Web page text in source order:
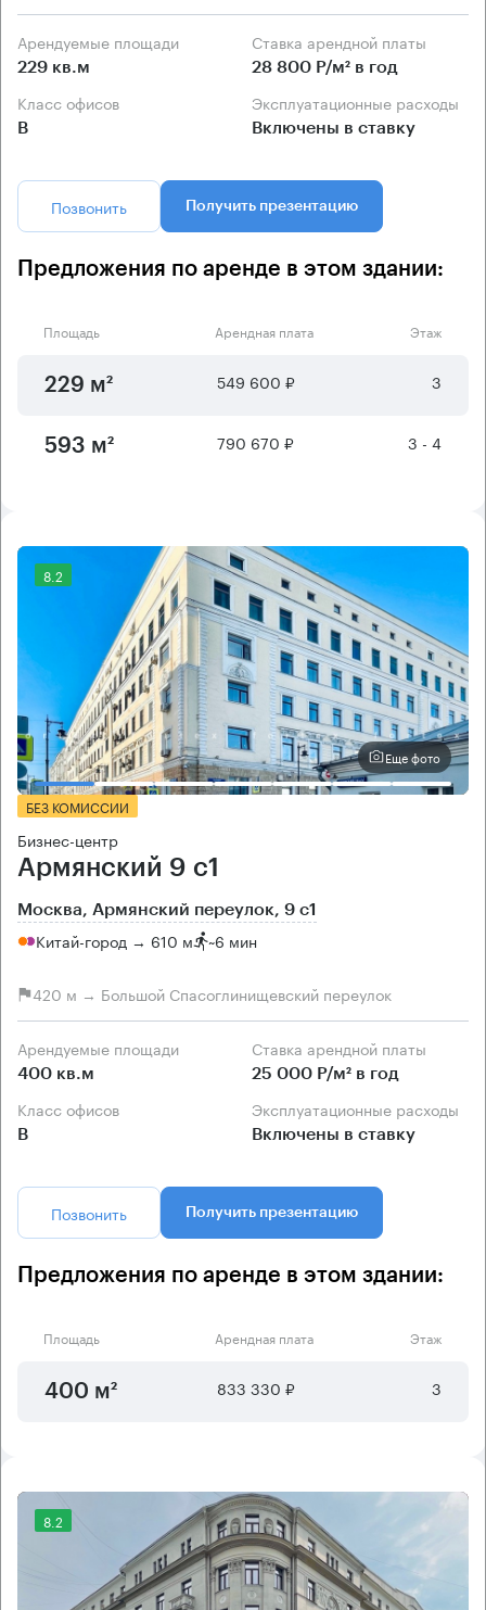
Арендуемые площади
229 кв.м
Ставка арендной платы
28 800 Р/м² в год
Класс офисов
B
Эксплуатационные расходы
Включены в ставку
Позвонить Получить презентацию
Предложения по аренде в этом здании:
Площадь Арендная плата Этаж
229 м² 549 600 ₽ 3
593 м² 790 670 ₽ 3 - 4
8.2
Еще фото
БЕЗ КОМИССИИ
Бизнес-центр
Армянский 9 с1
Москва, Армянский переулок, 9 с1
Китай-город → 610 м ~6 мин
420 м → Большой Спасоглинищевский переулок
Арендуемые площади
400 кв.м
Ставка арендной платы
25 000 Р/м² в год
Класс офисов
B
Эксплуатационные расходы
Включены в ставку
Позвонить Получить презентацию
Предложения по аренде в этом здании:
Площадь Арендная плата Этаж
400 м² 833 330 ₽ 3
8.2